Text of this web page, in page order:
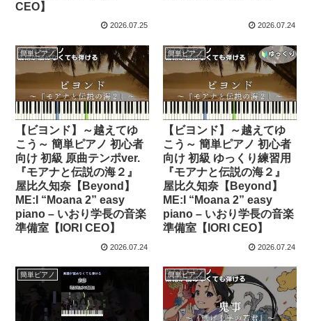
CEO】
2026.07.25 2026.07.24
簡単ピアノ
【ビヨンド】～越えてゆ
こう～ 簡単ピアノ 初心者
向け 初級 原曲テンポver.
『モアナと伝説の海２』
屋比久知奈【Beyond】
ME:I “Moana 2” easy
piano – いおり学長の音楽
準備室【IORI CEO】
2026.07.24
簡単ピアノ
【ビヨンド】～越えてゆ
こう～ 簡単ピアノ 初心者
向け 初級 ゆっくり練習用
『モアナと伝説の海２』
屋比久知奈【Beyond】
ME:I “Moana 2” easy
piano – いおり学長の音楽
準備室【IORI CEO】
2026.07.24
簡単ピアノ 簡単ピアノ